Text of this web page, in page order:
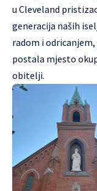
u Cleveland
generacija naših
radom i odricanjem,
postala mjesto
obitelji.